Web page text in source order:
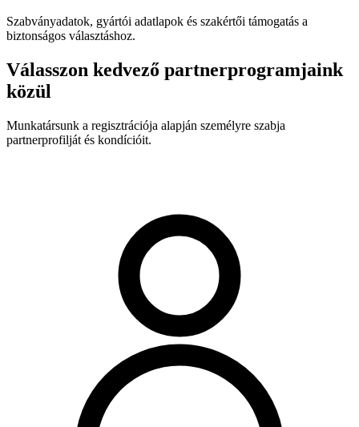
Szabványadatok, gyártói adatlapok és szakértői támogatás a
biztonságos választáshoz.
Válasszon kedvező partnerprogramjaink
közül
Munkatársunk a regisztrációja alapján személyre szabja
partnerprofilját és kondícióit.